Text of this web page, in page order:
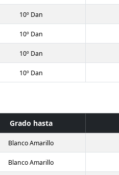
10º Dan
10º Dan
10º Dan
10º Dan
Grado hasta
Blanco Amarillo
Blanco Amarillo